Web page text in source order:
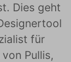
Dies geht
für
Pullis,